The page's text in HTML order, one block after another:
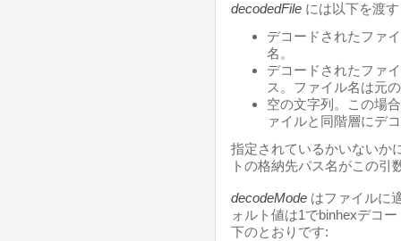
decodedFile には以下を渡
デコードされたファ
名。
デコードされたファ
ス。ファイル名は元
空の文字列。この場
ァイルと同階層にデ
指定されているかいないか
トの格納先パス名がこの引
decodeMode はファイルに
ォルト値は1でbinhexデコ
下のとおりです: